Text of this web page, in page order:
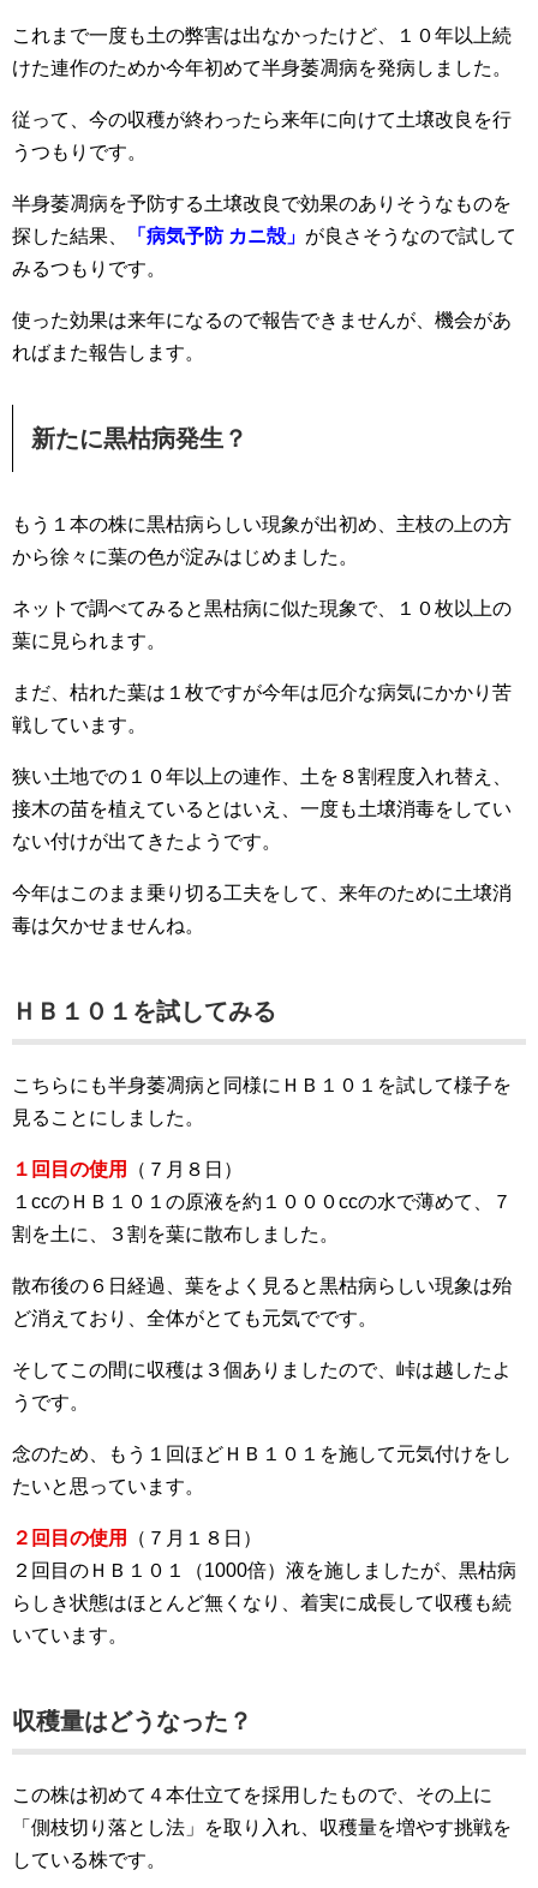
これまで一度も土の弊害は出なかったけど、１０年以上続
けた連作のためか今年初めて半身萎凋病を発病しました。
従って、今の収穫が終わったら来年に向けて土壌改良を行
うつもりです。
半身萎凋病を予防する土壌改良で効果のありそうなものを
探した結果、
「病気予防 カニ殻」 が良さそうなので試して
みるつもりです。
使った効果は来年になるので報告できませんが、機会があ
ればまた報告します。
新たに黒枯病発生？
もう１本の株に黒枯病らしい現象が出初め、主枝の上の方
から徐々に葉の色が淀みはじめました。
ネットで調べてみると黒枯病に似た現象で、１０枚以上の
葉に見られます。
まだ、枯れた葉は１枚ですが今年は厄介な病気にかかり苦
戦しています。
狭い土地での１０年以上の連作、土を８割程度入れ替え、
接木の苗を植えているとはいえ、一度も土壌消毒をしてい
ない付けが出てきたようです。
今年はこのまま乗り切る工夫をして、来年のために土壌消
毒は欠かせませんね。
ＨＢ１０１を試してみる
こちらにも半身萎凋病と同様にＨＢ１０１を試して様子を
見ることにしました。
１回目の使用
（７月８日）
１ccのＨＢ１０１の原液を約１０００ccの水で薄めて、７
割を土に、３割を葉に散布しました。
散布後の６日経過、葉をよく見ると黒枯病らしい現象は殆
ど消えており、全体がとても元気でです。
そしてこの間に収穫は３個ありましたので、峠は越したよ
うです。
念のため、もう１回ほどＨＢ１０１を施して元気付けをし
たいと思っています。
２回目の使用
（７月１８日）
２回目のＨＢ１０１（1000倍）液を施しましたが、黒枯病
らしき状態はほとんど無くなり、着実に成長して収穫も続
いています。
収穫量はどうなった？
この株は初めて４本仕立てを採用したもので、その上に
「側枝切り落とし法」を取り入れ、収穫量を増やす挑戦を
している株です。